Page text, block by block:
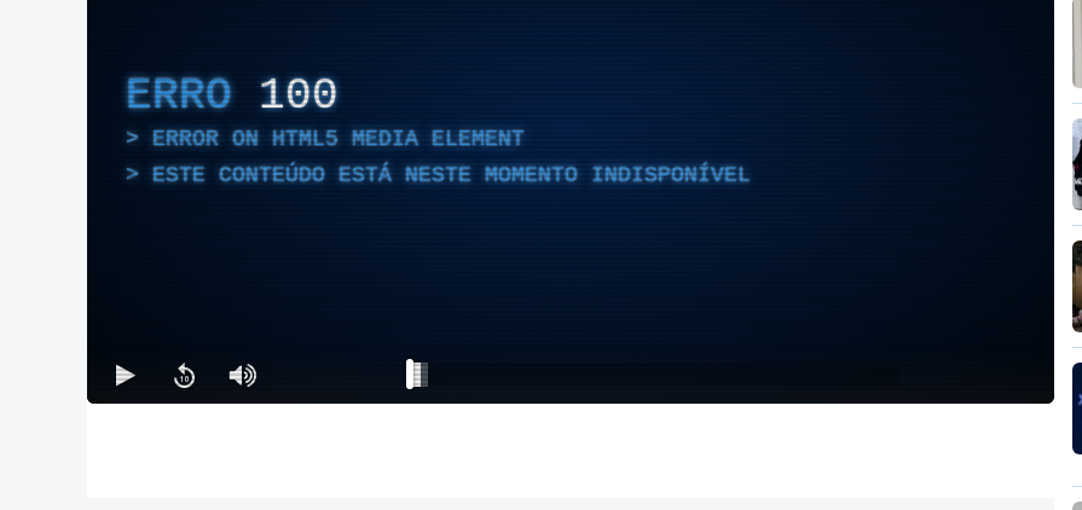
ERRO 100
ERROR ON HTML5 MEDIA ELEMENT
ESTE CONTEÚDO ESTÁ NESTE MOMENTO INDISPONÍVEL